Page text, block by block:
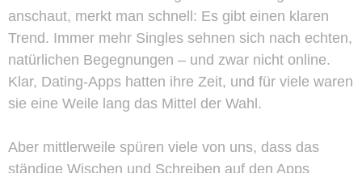
anschaut, merkt man schnell: Es gibt einen klaren
Trend. Immer mehr Singles sehnen sich nach echten,
natürlichen Begegnungen – und zwar nicht online.
Klar, Dating-Apps hatten ihre Zeit, und für viele waren
sie eine Weile lang das Mittel der Wahl.
Aber mittlerweile spüren viele von uns, dass das
ständige Wischen und Schreiben auf den Apps